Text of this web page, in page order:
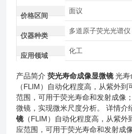
价格区间
面议
仪器种类
多道原子荧光光谱仪
应用领域
化工
产品简介荧光寿命成像显微镜 光寿
（FLIM）自动化程度高，从紫外
范围，可用于荧光寿命和发射成像
微镜，实现微米尺度分析。 详情介
镜 （FLIM）自动化程度高，从紫
应范围，可用于荧光寿命和发射成